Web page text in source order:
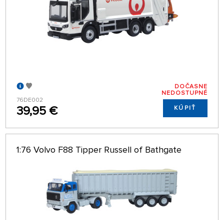
76DE002
39,95 €
DOČASNE
NEDOSTUPNÉ
KÚPIŤ
1:76 Volvo F88 Tipper Russell of Bathgate